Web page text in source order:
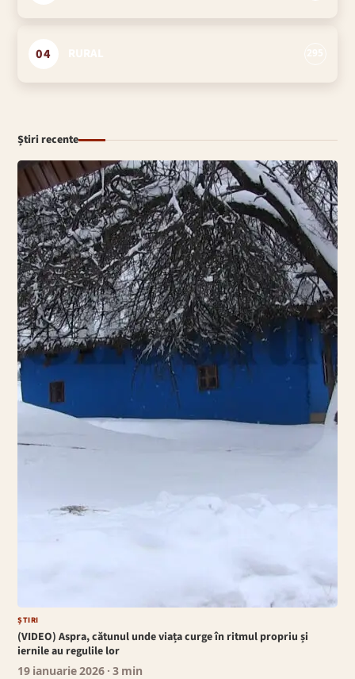
04
Știri recente
ȘTIRI
(VIDEO) Aspra, cătunul unde viața curge în ritmul propriu și
iernile au regulile lor
19 ianuarie 2026 · 3 min